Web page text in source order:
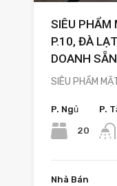
SIÊU PHẨM
P.10, ĐÀ
DOANH
SIÊU PHẨM
P. Ngủ
20
P.
Nhà Bán